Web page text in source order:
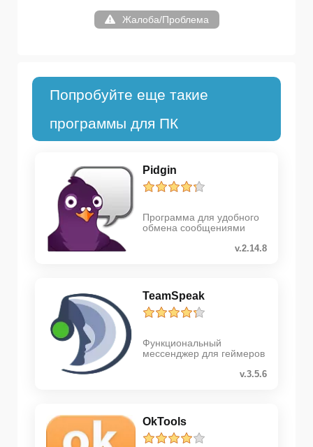
Жалоба/Проблема
Попробуйте еще такие
программы для ПК
Pidgin
Программа для удобного
обмена сообщениями
v.2.14.8
TeamSpeak
Функциональный
мессенджер для геймеров
v.3.5.6
OkTools